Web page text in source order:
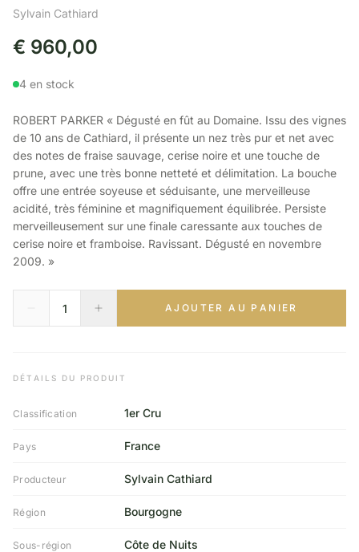
Sylvain Cathiard
€ 960,00
4 en stock
ROBERT PARKER « Dégusté en fût au Domaine. Issu des vignes
de 10 ans de Cathiard, il présente un nez très pur et net avec
des notes de fraise sauvage, cerise noire et une touche de
prune, avec une très bonne netteté et délimitation. La bouche
offre une entrée soyeuse et séduisante, une merveilleuse
acidité, très féminine et magnifiquement équilibrée. Persiste
merveilleusement sur une finale caressante aux touches de
cerise noire et framboise. Ravissant. Dégusté en novembre
2009. »
AJOUTER AU PANIER
DÉTAILS DU PRODUIT
Classification 1er Cru
Pays France
Producteur Sylvain Cathiard
Région Bourgogne
Sous-région Côte de Nuits